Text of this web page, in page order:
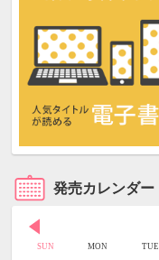
発売カレンダー
SUN MON TUE